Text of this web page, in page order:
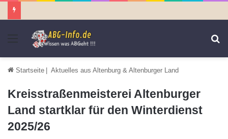
Menü
Startseite | Aktuelles aus Altenburg & Altenburger Land
Kreisstraßenmeisterei Altenburger
Land startklar für den Winterdienst
2025/26